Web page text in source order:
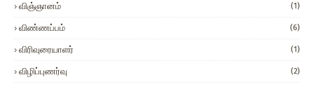
விஞ்ஞானம் (1)
விண்ணப்பம் (6)
விரிவுரையாளர் (1)
விழிப்புணர்வு (2)